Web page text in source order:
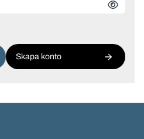
Skapa konto